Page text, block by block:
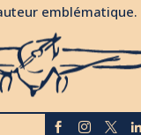
emblématique.
   